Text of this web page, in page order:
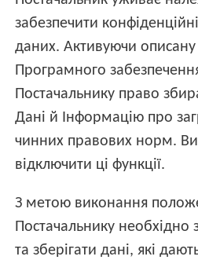
забезпечити
даних. Активуючи
Програмного
Постачальнику право
Дані й Інформацію про
чинних правових норм.
відключити ці функції.
З метою виконання
Постачальнику
та зберігати дані, які